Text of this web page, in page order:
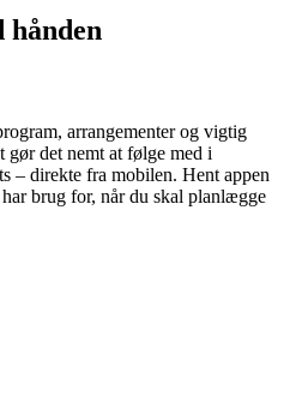
hånden
arrangementer og vigtig
gør det nemt at følge med i
– direkte fra mobilen. Hent appen
brug for, når du skal planlægge